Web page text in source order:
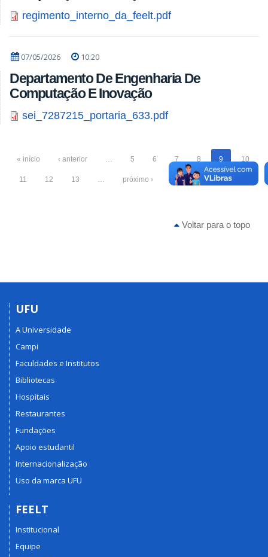
regimento_interno_da_feelt.pdf
07/05/2026 10:20
Departamento De Engenharia De
Computação E Inovação
sei_7287215_portaria_633.pdf
« início ‹ anterior 5 6 7 8 9 10
11 12 13 próximo › fim »
Voltar para o topo
UFU
A Universidade
Campi
Faculdades e Institutos
Bibliotecas
Hospitais
Restaurantes
Fundações
Apoio estudantil
Internacionalização
Uso da marca UFU
FEELT
Institucional
Equipe